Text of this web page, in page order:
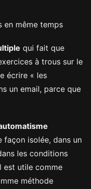
même temps
qui fait que
à trous sur le
écrire « les
un email, parce que
façon isolée, dans un
les conditions
est utile comme
méthode